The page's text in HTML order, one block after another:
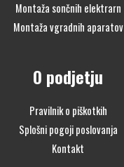
Montaža sončnih elektrarn
Montaža vgradnih aparatov
O podjetju
Pravilnik o piškotkih
Splošni pogoji poslovanja
Kontakt